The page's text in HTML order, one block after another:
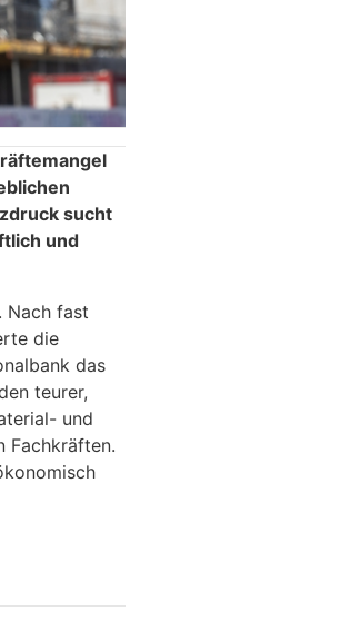
sucht
und
Nach fast
die
das
teurer,
und
Fachkräften.